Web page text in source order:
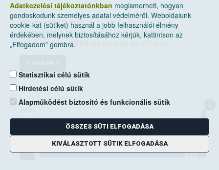
2025. december 15, hétfő
Megjelent a második ESUAvet jelentés: már
elérhetőek a 2024-es adatok az EU-ban
GYIK_takarmány
TOVÁBB >
Adatkezelési tájékoztatónkban megismerheti, hogyan
gondoskodunk személyes adatai védelméről. Weboldalunk
cookie-kat (sütiket) használ a jobb felhasználói élmény
érdekében, melynek biztosításához kérjük, kattintson az
„Elfogadom” gombra.
Statisztikai célú sütik
Hirdetési célú sütik
Alapműködést biztosító és funkcionális sütik
ÖSSZES SÜTI ELFOGADÁSA
KIVÁLASZTOTT SÜTIK ELFOGADÁSA